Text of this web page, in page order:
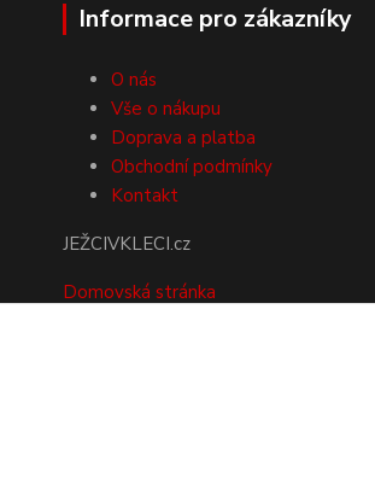
Informace pro zákazníky
O nás
Vše o nákupu
Doprava a platba
Obchodní podmínky
Kontakt
JEŽCIVKLECI.cz
Domovská stránka